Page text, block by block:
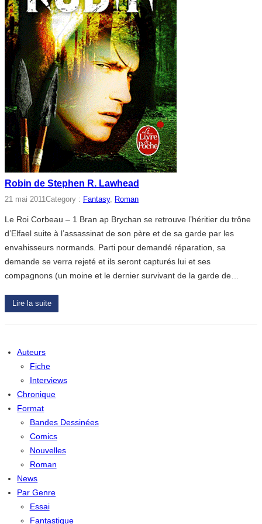
Robin de Stephen R. Lawhead
21 mai 2011Category : Fantasy, Roman
Le Roi Corbeau – 1 Bran ap Brychan se retrouve l’héritier du trône
d’Elfael suite à l’assassinat de son père et de sa garde par les
envahisseurs normands. Parti pour demandé réparation, sa
demande se verra rejeté et ils seront capturés lui et ses
compagnons (un moine et le dernier survivant de la garde de…
Lire la suite
Auteurs
Fiche
Interviews
Chronique
Format
Bandes Dessinées
Comics
Nouvelles
Roman
News
Par Genre
Essai
Fantastique